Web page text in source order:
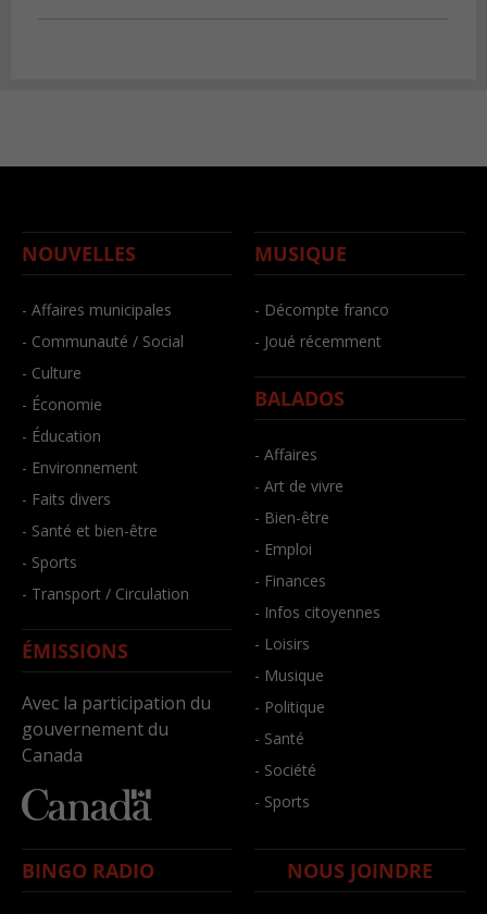
NOUVELLES
- Affaires municipales
- Communauté / Social
- Culture
- Économie
- Éducation
- Environnement
- Faits divers
- Santé et bien-être
- Sports
- Transport / Circulation
ÉMISSIONS
Avec la participation du
gouvernement du
Canada
MUSIQUE
- Décompte franco
- Joué récemment
BALADOS
- Affaires
- Art de vivre
- Bien-être
- Emploi
- Finances
- Infos citoyennes
- Loisirs
- Musique
- Politique
- Santé
- Société
- Sports
BINGO RADIO NOUS JOINDRE